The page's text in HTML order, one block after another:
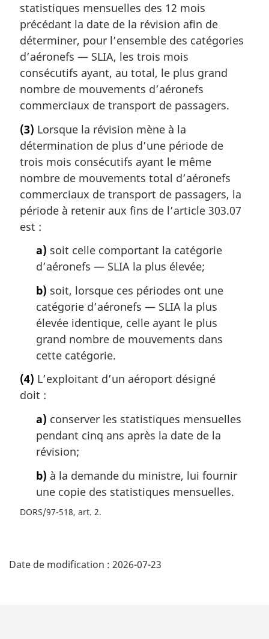
statistiques mensuelles des 12 mois
précédant la date de la révision afin de
déterminer, pour l’ensemble des catégories
d’aéronefs — SLIA, les trois mois
consécutifs ayant, au total, le plus grand
nombre de mouvements d’aéronefs
commerciaux de transport de passagers.
(3) Lorsque la révision mène à la
détermination de plus d’une période de
trois mois consécutifs ayant le même
nombre de mouvements total d’aéronefs
commerciaux de transport de passagers, la
période à retenir aux fins de l’article 303.07
est :
a) soit celle comportant la catégorie
d’aéronefs — SLIA la plus élevée;
b) soit, lorsque ces périodes ont une
catégorie d’aéronefs — SLIA la plus
élevée identique, celle ayant le plus
grand nombre de mouvements dans
cette catégorie.
(4) L’exploitant d’un aéroport désigné
doit :
a) conserver les statistiques mensuelles
pendant cinq ans après la date de la
révision;
b) à la demande du ministre, lui fournir
une copie des statistiques mensuelles.
DORS/97-518, art. 2
é
Date de modification : 2026-07-23